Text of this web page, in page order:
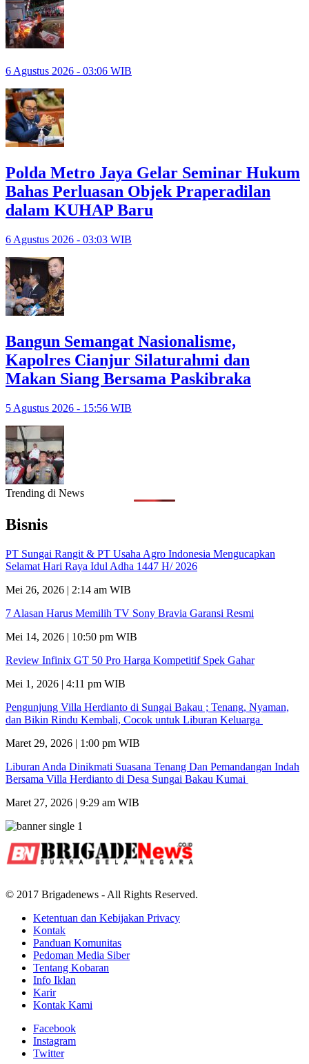
6 Agustus 2026 - 03:06 WIB
Polda Metro Jaya Gelar Seminar Hukum
Bahas Perluasan Objek Praperadilan
dalam KUHAP Baru
6 Agustus 2026 - 03:03 WIB
Bangun Semangat Nasionalisme,
Kapolres Cianjur Silaturahmi dan
Makan Siang Bersama Paskibraka
5 Agustus 2026 - 15:56 WIB
Trending di News
Bisnis
PT Sungai Rangit & PT Usaha Agro Indonesia Mengucapkan
Selamat Hari Raya Idul Adha 1447 H/ 2026
Mei 26, 2026 | 2:14 am WIB
7 Alasan Harus Memilih TV Sony Bravia Garansi Resmi
Mei 14, 2026 | 10:50 pm WIB
Review Infinix GT 50 Pro Harga Kompetitif Spek Gahar
Mei 1, 2026 | 4:11 pm WIB
Pengunjung Villa Herdianto di Sungai Bakau ; Tenang, Nyaman,
dan Bikin Rindu Kembali, Cocok untuk Liburan Keluarga
Maret 29, 2026 | 1:00 pm WIB
Liburan Anda Dinikmati Suasana Tenang Dan Pemandangan Indah
Bersama Villa Herdianto di Desa Sungai Bakau Kumai
Maret 27, 2026 | 9:29 am WIB
© 2017 Brigadenews - All Rights Reserved.
Ketentuan dan Kebijakan Privacy
Kontak
Panduan Komunitas
Pedoman Media Siber
Tentang Kobaran
Info Iklan
Karir
Kontak Kami
Facebook
Instagram
Twitter